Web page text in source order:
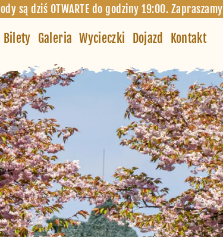
są dziś OTWARTE do godziny 19:00. Zapraszamy
Bilety Galeria Wycieczki Dojazd Kontakt